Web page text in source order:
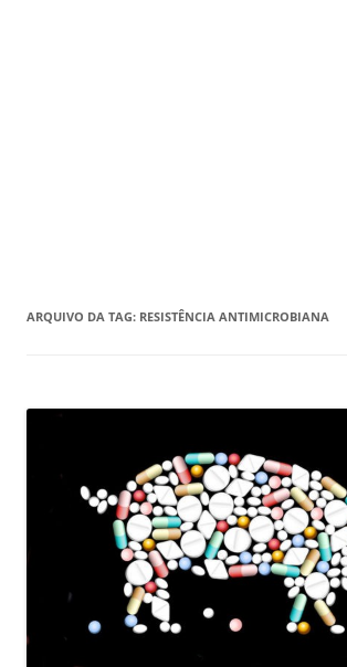
ARQUIVO DA TAG: RESISTÊNCIA ANTIMICROBIANA